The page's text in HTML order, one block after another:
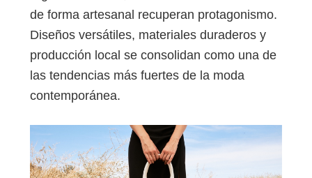
de forma artesanal recuperan protagonismo.
Diseños versátiles, materiales duraderos y
producción local se consolidan como una de
las tendencias más fuertes de la moda
contemporánea.